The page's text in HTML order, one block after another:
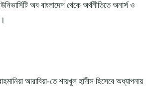
অব বাংলাদেশ থেকে অর্থনীতিতে অনার্স ও
আরাবিয়া-তে শায়খুল হাদীস হিসেবে অধ্যাপনায়